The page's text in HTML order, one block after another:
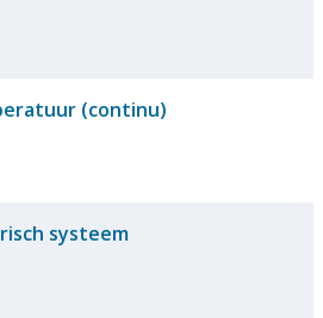
(continu)
systeem